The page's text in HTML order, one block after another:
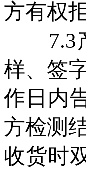
方有权
7.3产
样、签
作日内
方检测
收货时